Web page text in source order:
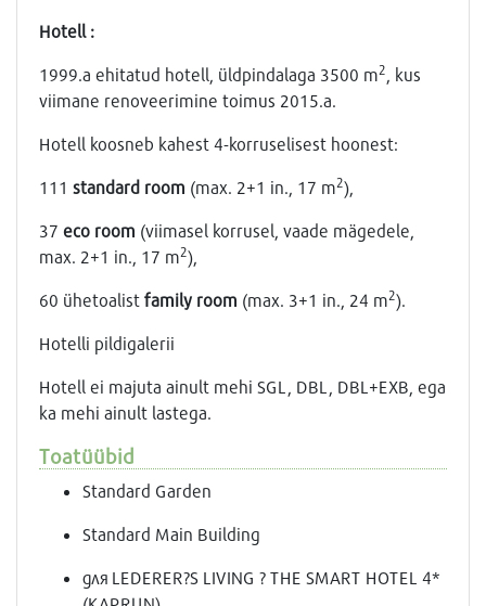
Hotell :
1999.a ehitatud hotell, üldpindalaga 3500 m2 , kus
viimane renoveerimine toimus 2015.a.
Hotell koosneb kahest 4-korruselisest hoonest:
111 standard room (max. 2+1 in., 17 m2),
37 eco room (viimasel korrusel, vaade mägedele,
max. 2+1 in., 17 m2),
60 ühetoalist family room (max. 3+1 in., 24 m2).
Hotelli pildigalerii
Hotell ei majuta ainult mehi SGL, DBL, DBL+EXB, ega
ka mehi ainult lastega.
Toatüübid
Standard Garden
Standard Main Building
для LEDERER?S LIVING ? THE SMART HOTEL 4*